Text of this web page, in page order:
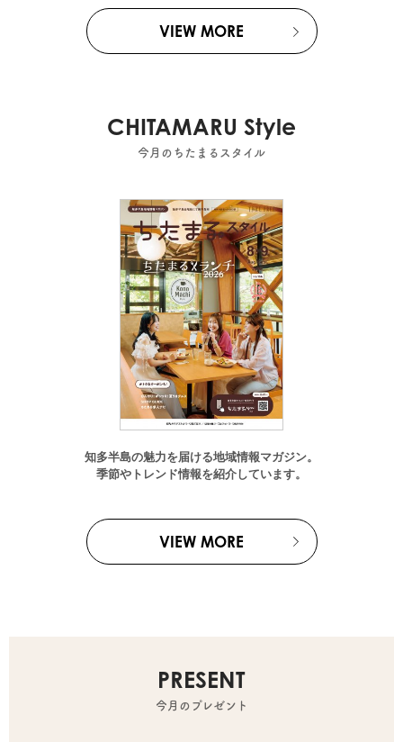
VIEW MORE
CHITAMARU Style
今月のちたまるスタイル
知多半島の魅力を届ける地域情報マガジン。
季節やトレンド情報を紹介しています。
VIEW MORE
PRESENT
今月のプレゼント